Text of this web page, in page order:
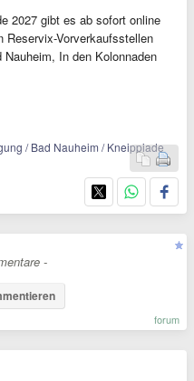
2027 gibt es ab sofort online
Reservix-Vorverkaufsstellen
In den Kolonnaden
/ Bad Nauheim / Kneippiade
-
forum